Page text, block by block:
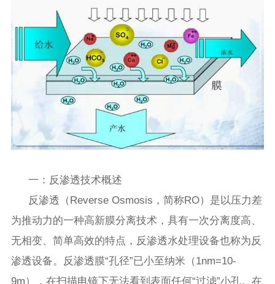
一：反渗透技术概述
反渗透（Reverse Osmosis，简称RO）是以压力差
为推动力的一种高新膜分离技术，具有一次分离度高、
无相变、简单高效的特点，反渗透水处理设备也称为反
渗透设备。反渗透膜“孔径”已小至纳米（1nm=10-
9m），在扫描电镜下无法看到表面任何“过滤”小孔。在